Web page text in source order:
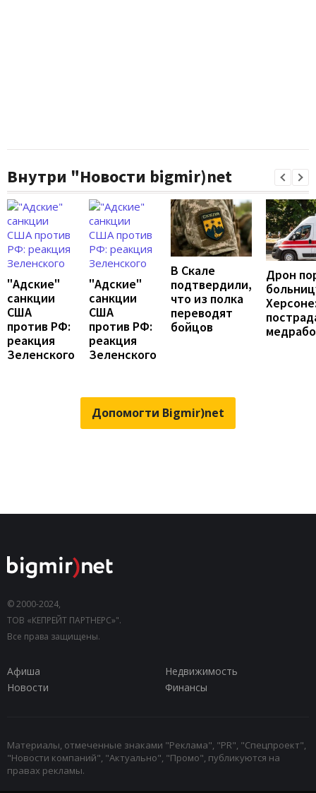
Внутри "Новости bigmir)net
"Адские"
санкции
США
против РФ:
реакция
Зеленского
"Адские"
санкции
США
против РФ:
реакция
Зеленского
В Скале
подтвердили,
что из полка
переводят
бойцов
Дрон
Допомогти Bigmir)net
© 2000-2024,
ТОВ «КЕПРЕЙТ ПАРТНЕРС»".
Все права защищены.
Афиша
Недвижимость
Новости
Финансы
Материалы, отмеченные знаками "Реклама", "PR", "Спецпроект",
"Новости компаний", "Актуально", "Промо", публикуются на
правах рекламы.